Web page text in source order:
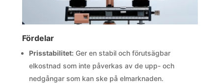
Fördelar
Prisstabilitet:Ger en stabil och förutsägbar
elkostnad som inte påverkas av de upp- och
nedgångar som kan ske på elmarknaden.